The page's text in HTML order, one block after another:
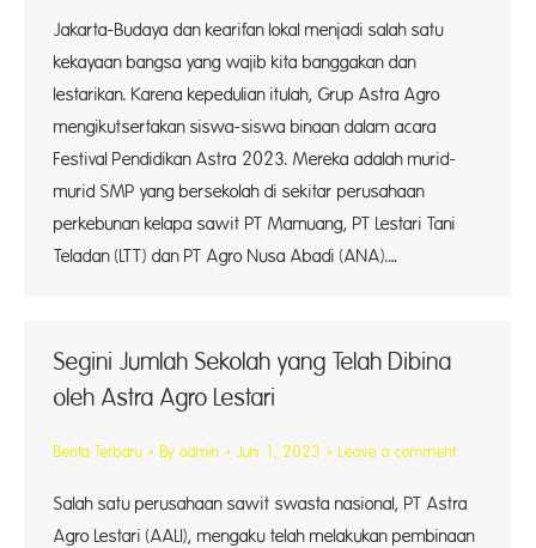
Jakarta-Budaya dan kearifan lokal menjadi salah satu
kekayaan bangsa yang wajib kita banggakan dan
lestarikan. Karena kepedulian itulah, Grup Astra Agro
mengikutsertakan siswa-siswa binaan dalam acara
Festival Pendidikan Astra 2023. Mereka adalah murid-
murid SMP yang bersekolah di sekitar perusahaan
perkebunan kelapa sawit PT Mamuang, PT Lestari Tani
Teladan (LTT) dan PT Agro Nusa Abadi (ANA).…
Segini Jumlah Sekolah yang Telah Dibina
oleh Astra Agro Lestari
Berita Terbaru By admin Juni 1, 2023 Leave a comment
Salah satu perusahaan sawit swasta nasional, PT Astra
Agro Lestari (AALI), mengaku telah melakukan pembinaan